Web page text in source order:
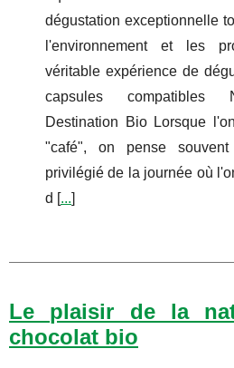
dégustation exceptionnelle
l'environnement et les
véritable expérience de
capsules compatibles
Destination Bio Lorsque
"café", on pense
privilégié de la journée où
d [...]
Le plaisir de la
chocolat bio